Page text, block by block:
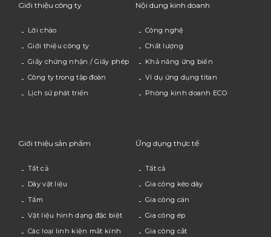
Giới thiệu công ty
Lời chào
Giới thiệu công ty
Giấy chứng nhận / Giấy phép
Công ty trong tập đoàn
Lịch sử phát triển
Nội dung kinh doanh
Công nghệ
Chất lượng
Khả năng ứng biến
Ví dụ ứng dụng titan
Phòng kinh doanh ECO
Giới thiệu sản phẩm
Tất cả
Dây vật liệu
Tấm
Vật liệu hình dạng đặc biệt
Các loại linh kiện mắt kính
Ứng dụng thực tế
Tất cả
Gia công kéo dây
Gia công cán
Gia công ép
Gia công cắt